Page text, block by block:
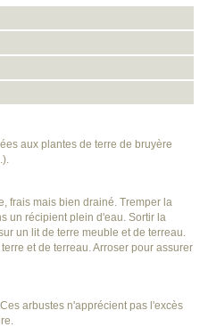
aux plantes de terre de bruyère
frais mais bien drainé. Tremper la
un récipient plein d'eau. Sortir la
un lit de terre meuble et de terreau.
et de terreau. Arroser pour assurer
arbustes n'apprécient pas l'excès